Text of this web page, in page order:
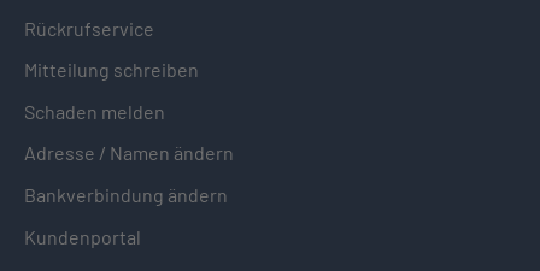
Rückrufservice
Mitteilung schreiben
Schaden melden
Adresse / Namen ändern
Bankverbindung ändern
Kundenportal